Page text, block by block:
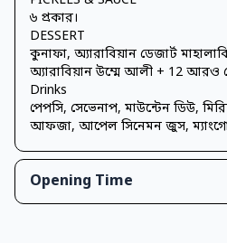
৬ প্রকার।
DESSERT
কুনাফা, অ্যারাবিয়ান ডেজার্ট
অ্যারাবিয়ান উম্মে আলী + 12 আরও
Drinks
পেপসি, সেভেনাপ, মাউন্টেন ডিউ,
আফজা, আপেল সিনেমন জুস, ম্যাংগো
Opening Time